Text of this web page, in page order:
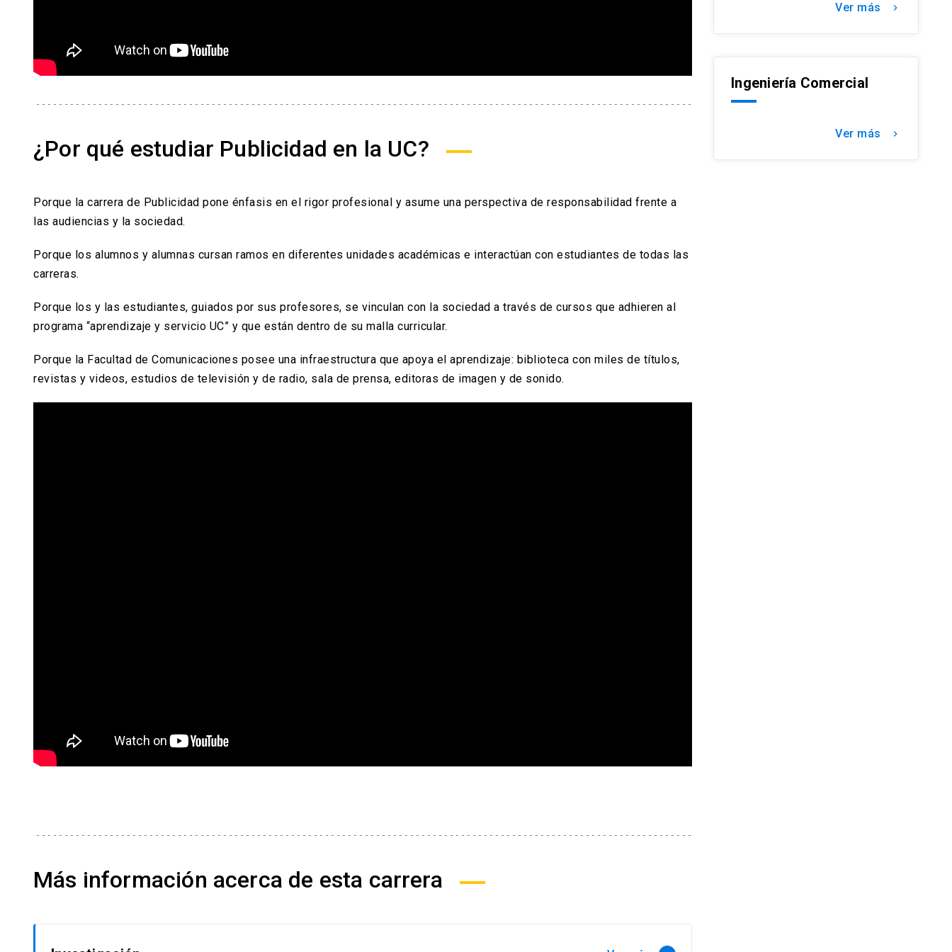
¿Por qué estudiar Publicidad en la UC?
Porque la carrera de Publicidad pone énfasis en el rigor profesional y asume una perspectiva de responsabilidad frente a
las audiencias y la sociedad.
Porque los alumnos y alumnas cursan ramos en diferentes unidades académicas e interactúan con estudiantes de todas las
carreras.
Porque los y las estudiantes, guiados por sus profesores, se vinculan con la sociedad a través de cursos que adhieren al
programa “aprendizaje y servicio UC” y que están dentro de su malla curricular.
Porque la Facultad de Comunicaciones posee una infraestructura que apoya el aprendizaje: biblioteca con miles de títulos,
revistas y videos, estudios de televisión y de radio, sala de prensa, editoras de imagen y de sonido.
Más información acerca de esta carrera
Ver más keyboard_arrow_right
Ingeniería Comercial
Ver más keyboard_arrow_right